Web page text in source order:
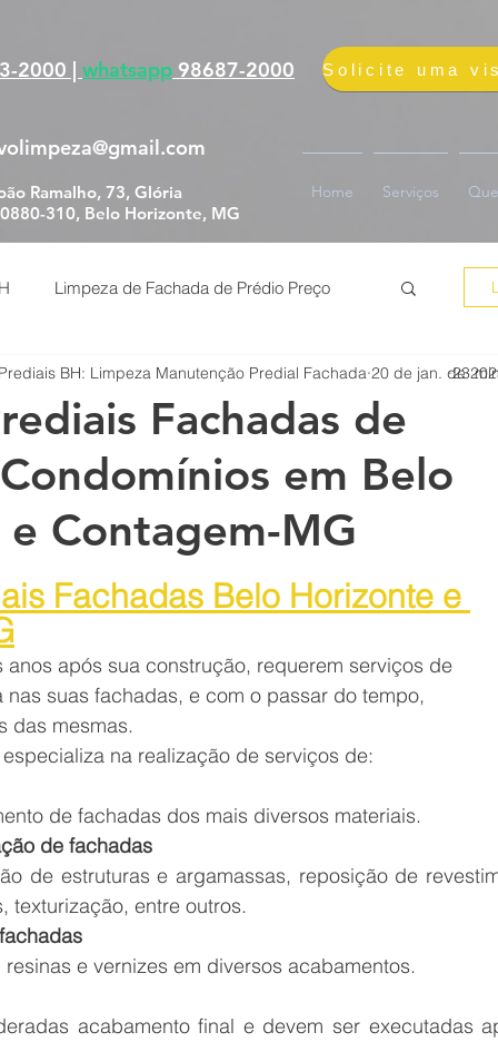
2000 | whatsapp 98687-2000
Ramalho, 73, Glória
310, Belo Horizonte, MG
Home Serviços
Limpeza de Fachada de Prédio Preço
Fachada de Prédio
impermeabilização fachada
O que é a fachada do prédio? A fach
a Proteção sol chuva pintura impermea
Reformas Prediais Rua Castelo da Be
Fachadas de
em Belo
Contagem-MG
BH: Limpeza Manutenção Predial Fachada 20 de jan. de
23
Fachadas Belo Horizonte e
anos após sua construção, requerem serviços de
suas fachadas, e com o passar do tempo,
das mesmas.
na realização de serviços de:
de fachadas dos mais diversos materiais.
de fachadas
de estruturas e argamassas, reposição de
texturização, entre outros.
e vernizes em diversos acabamentos.
acabamento final e devem ser executadas